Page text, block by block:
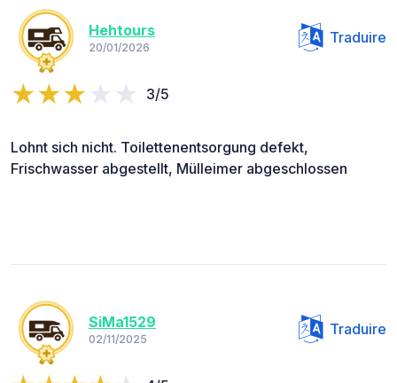
Hehtours
20/01/2026
Traduire
3/5
Lohnt sich nicht. Toilettenentsorgung defekt,
Frischwasser abgestellt, Mülleimer abgeschlossen
SiMa1529
02/11/2025
Traduire